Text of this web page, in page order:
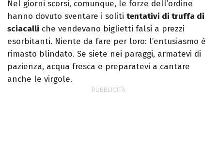
Nel giorni scorsi, comunque, le forze dell’ordine
hanno dovuto sventare i soliti tentativi di truffa di
sciacalli che vendevano biglietti falsi a prezzi
esorbitanti. Niente da fare per loro: l’entusiasmo è
rimasto blindato. Se siete nei paraggi, armatevi di
pazienza, acqua fresca e preparatevi a cantare
anche le virgole.